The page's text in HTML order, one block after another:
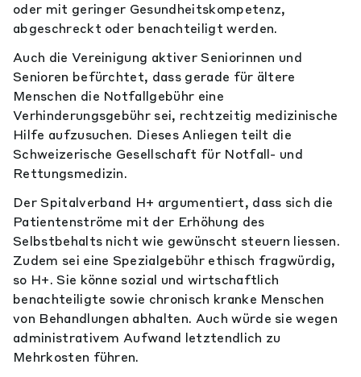
oder mit geringer Gesundheitskompetenz,
abgeschreckt oder benachteiligt werden.
Auch die Vereinigung aktiver Seniorinnen und
Senioren befürchtet, dass gerade für ältere
Menschen die Notfallgebühr eine
Verhinderungsgebühr sei, rechtzeitig medizinische
Hilfe aufzusuchen. Dieses Anliegen teilt die
Schweizerische Gesellschaft für Notfall- und
Rettungsmedizin.
Der Spitalverband H+ argumentiert, dass sich die
Patientenströme mit der Erhöhung des
Selbstbehalts nicht wie gewünscht steuern liessen.
Zudem sei eine Spezialgebühr ethisch fragwürdig,
so H+. Sie könne sozial und wirtschaftlich
benachteiligte sowie chronisch kranke Menschen
von Behandlungen abhalten. Auch würde sie wegen
administrativem Aufwand letztendlich zu
Mehrkosten führen.